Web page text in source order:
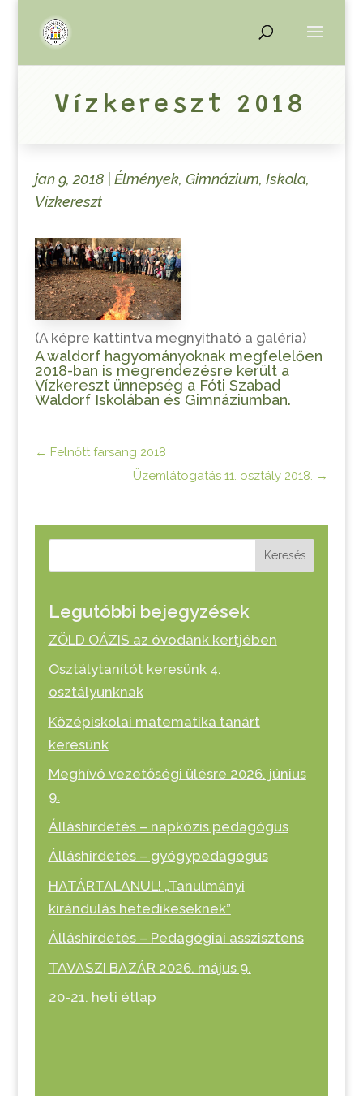
Vízkereszt 2018
jan 9, 2018| Élmények, Gimnázium, Iskola,
Vízkereszt
(A képre kattintva megnyitható a galéria)
A waldorf hagyományoknak megfelelően
2018-ban is megrendezésre került a
Vízkereszt ünnepség a Fóti Szabad
Waldorf Iskolában és Gimnáziumban.
← Felnőtt farsang 2018
Üzemlátogatás 11. osztály 2018. →
Keresés
Legutóbbi bejegyzések
ZÖLD OÁZIS az óvodánk kertjében
Osztálytanítót keresünk 4.
osztályunknak
Középiskolai matematika tanárt
keresünk
Meghívó vezetőségi ülésre 2026. június
9.
Álláshirdetés – napközis pedagógus
Álláshirdetés – gyógypedagógus
HATÁRTALANUL! „Tanulmányi
kirándulás hetedikeseknek”
Álláshirdetés – Pedagógiai asszisztens
TAVASZI BAZÁR 2026. május 9.
20-21. heti étlap